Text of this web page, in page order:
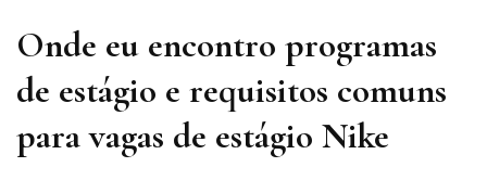
Onde eu encontro programas
de estágio e requisitos comuns
para vagas de estágio Nike